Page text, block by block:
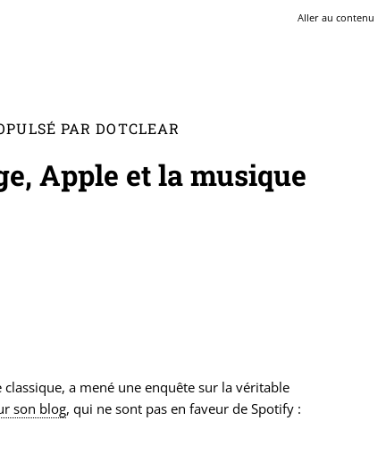
Aller au contenu
PAR DOTCLEAR
Apple et la musique
a mené une enquête sur la véritable
son blog, qui ne sont pas en faveur de Spotify :